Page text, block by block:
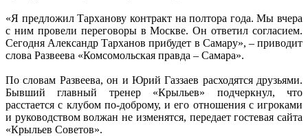
«Я предложил Тарханову контракт на полтора года. Мы вчера
с ним провели переговоры в Москве. Он ответил согласием.
Сегодня Александр Тарханов прибудет в Самару», – приводит
слова Развеева «Комсомольская правда – Самара».
По словам Развеева, он и Юрий Газзаев расходятся друзьями.
Бывший главный тренер «Крыльев» подчеркнул, что
расстается с клубом по-доброму, и его отношения с игроками
и руководством волжан не изменятся, передает гостевая сайта
«Крыльев Советов».